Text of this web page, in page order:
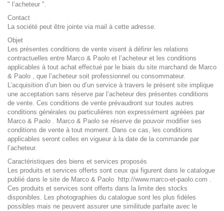
" l’acheteur ".
Contact
La société peut être jointe via mail à cette adresse.
Objet
Les présentes conditions de vente visent à définir les relations
contractuelles entre Marco & Paolo et l’acheteur et les conditions
applicables à tout achat effectué par le biais du site marchand de Marco
& Paolo , que l’acheteur soit professionnel ou consommateur.
L’acquisition d’un bien ou d’un service à travers le présent site implique
une acceptation sans réserve par l’acheteur des présentes conditions
de vente. Ces conditions de vente prévaudront sur toutes autres
conditions générales ou particulières non expressément agréées par
Marco & Paolo . Marco & Paolo se réserve de pouvoir modifier ses
conditions de vente à tout moment. Dans ce cas, les conditions
applicables seront celles en vigueur à la date de la commande par
l’acheteur.
Caractéristiques des biens et services proposés
Les produits et services offerts sont ceux qui figurent dans le catalogue
publié dans le site de Marco & Paolo
http://www.marco-et-paolo.com .
Ces produits et services sont offerts dans la limite des stocks
disponibles. Les photographies du catalogue sont les plus fidèles
possibles mais ne peuvent assurer une similitude parfaite avec le